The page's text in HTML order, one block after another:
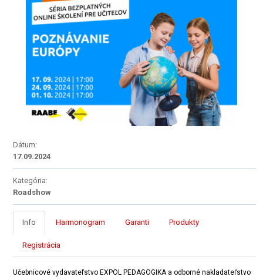
Dátum:
17.09.2024
Kategória:
Roadshow
Info Harmonogram Garanti Produkty
Registrácia
Učebnicové vydavateľstvo EXPOL PEDAGOGIKA a odborné nakladateľstvo